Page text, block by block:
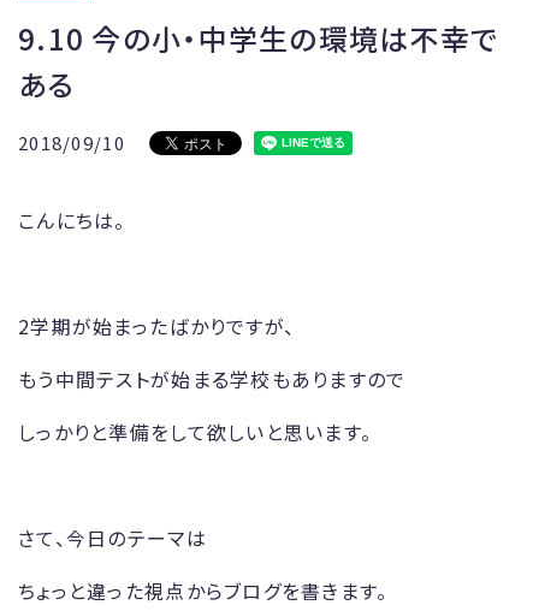
9.10 今の小・中学生の環境は不幸で
ある
2018/09/10
こんにちは。
2学期が始まったばかりですが、
もう中間テストが始まる学校もありますので
しっかりと準備をして欲しいと思います。
さて、今日のテーマは
ちょっと違った視点からブログを書きます。